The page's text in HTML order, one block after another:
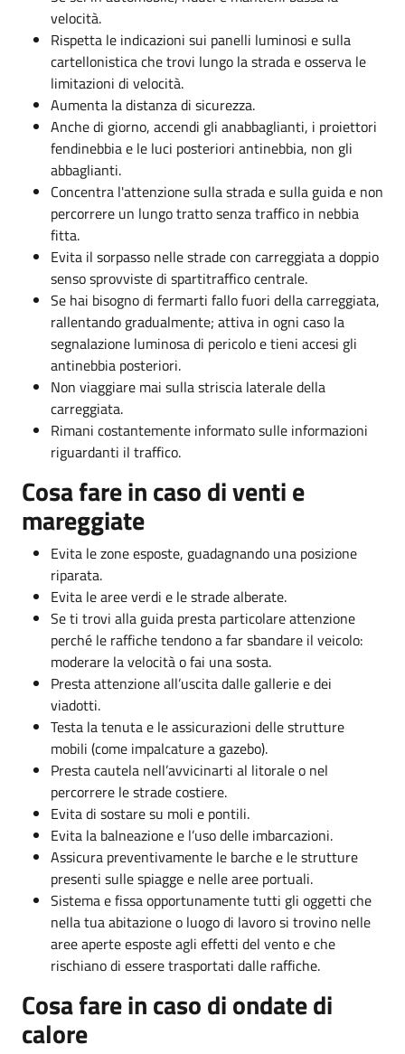
velocità.
Rispetta le indicazioni sui panelli luminosi e sulla
cartellonistica che trovi lungo la strada e osserva le
limitazioni di velocità.
Aumenta la distanza di sicurezza.
Anche di giorno, accendi gli anabbaglianti, i proiettori
fendinebbia e le luci posteriori antinebbia, non gli
abbaglianti.
Concentra l'attenzione sulla strada e sulla guida e non
percorrere un lungo tratto senza traffico in nebbia
fitta.
Evita il sorpasso nelle strade con carreggiata a doppio
senso sprovviste di spartitraffico centrale.
Se hai bisogno di fermarti fallo fuori della carreggiata,
rallentando gradualmente; attiva in ogni caso la
segnalazione luminosa di pericolo e tieni accesi gli
antinebbia posteriori.
Non viaggiare mai sulla striscia laterale della
carreggiata.
Rimani costantemente informato sulle informazioni
riguardanti il traffico.
Cosa fare in caso di venti e
mareggiate
Evita le zone esposte, guadagnando una posizione
riparata.
Evita le aree verdi e le strade alberate.
Se ti trovi alla guida presta particolare attenzione
perché le raffiche tendono a far sbandare il veicolo:
moderare la velocità o fai una sosta.
Presta attenzione all’uscita dalle gallerie e dei
viadotti.
Testa la tenuta e le assicurazioni delle strutture
mobili (come impalcature a gazebo).
Presta cautela nell’avvicinarti al litorale o nel
percorrere le strade costiere.
Evita di sostare su moli e pontili.
Evita la balneazione e l’uso delle imbarcazioni.
Assicura preventivamente le barche e le strutture
presenti sulle spiagge e nelle aree portuali.
Sistema e fissa opportunamente tutti gli oggetti che
nella tua abitazione o luogo di lavoro si trovino nelle
aree aperte esposte agli effetti del vento e che
rischiano di essere trasportati dalle raffiche.
Cosa fare in caso di ondate di
calore